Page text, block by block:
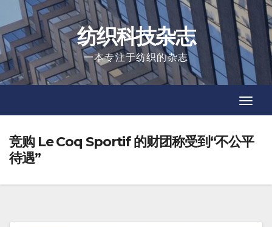
to
content
纺织科技杂志
一本专注于纺织的杂志
竞购 Le Coq Sportif 的财团称受到“不公平
待遇”